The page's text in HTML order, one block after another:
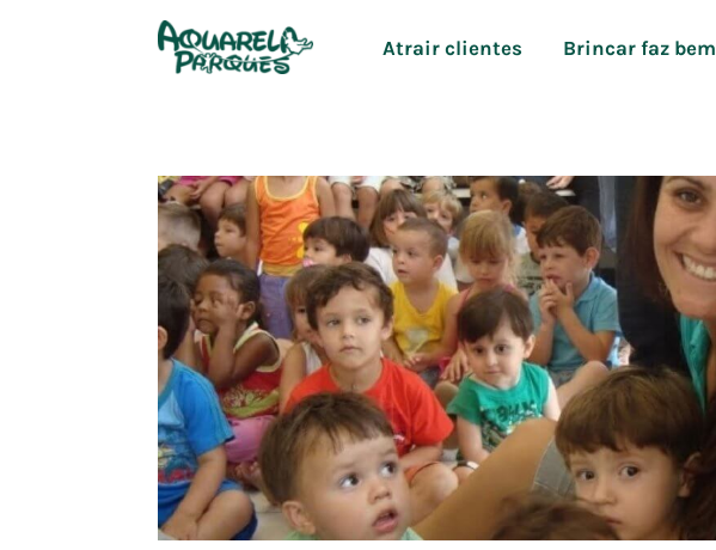
Atrair clientes Brincar faz bem